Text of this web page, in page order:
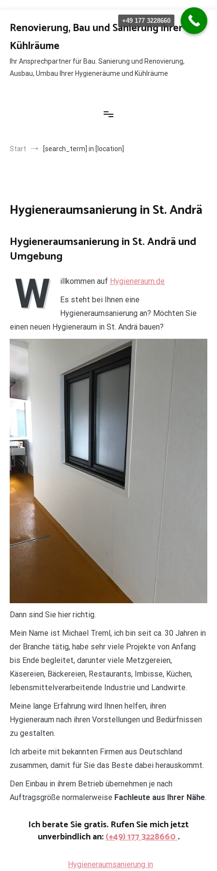
Inhalt
springen
Renovierung, Bau und Sanierung ihrer
Kühlräume
Ihr Ansprechpartner für Bau. Sanierung und Renovierung,
Ausbau, Umbau Ihrer Hygieneräume und Kühlräume
Start [search_term] in [location]
Hygieneraumsanierung in St. Andrä
Hygieneraumsanierung in St. Andrä und
Umgebung
W illkommen auf Hygieneraum.de
Es steht bei Ihnen eine
Hygieneraumsanierung an? Möchten Sie
einen neuen Hygieneraum in St. Andrä bauen?
Dann sind Sie hier richtig.
Mein Name ist Michael Treml, ich bin seit ca. 30 Jahren in
der Branche tätig, habe sehr viele Projekte von Anfang
bis Ende begleitet, darunter viele Metzgereien,
Käsereien, Bäckereien, Restaurants, Imbisse, Küchen,
lebensmittelverarbeitende Industrie und Landwirte.
Meine lange Erfahrung wird Ihnen helfen, ihren
Hygieneraum nach ihren Vorstellungen und Bedürfnissen
zu gestalten.
Ich arbeite mit bekannten Firmen aus Deutschland
zusammen, damit für Sie das Beste dabei herauskommt.
Den Einbau in ihrem Betrieb übernehmen je nach
Auftragsgröße normalerweise Fachleute aus Ihrer Nähe.
Ich berate Sie gratis. Rufen Sie mich jetzt
unverbindlich an:(+49) 177 3228660.
Hygieneraumsanierung in
+49 177 3228660